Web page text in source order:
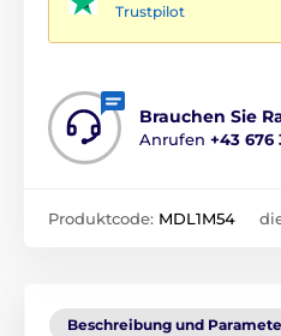
Trustpilot
Brauchen Sie
Anrufen +43 676
Produktcode: MDL1M54
Beschreibung und